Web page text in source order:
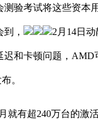
验考试将这些资本
， 2月14日动
和卡顿问题，AMD
。
就有超240万台的激